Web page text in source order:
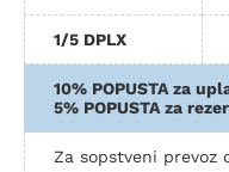
1/5 DPLX
10% POPUSTA za
5% POPUSTA za
Za sopstveni prevoz